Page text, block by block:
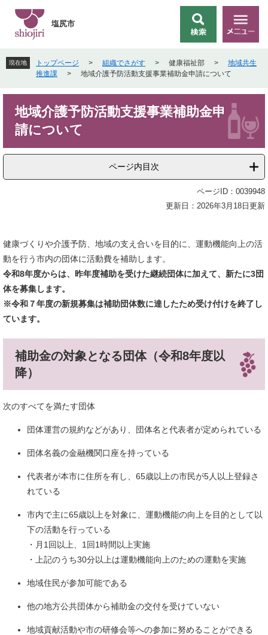
先
頭
す
を
飛
し
索
メ
ニ
ー
塩尻市
現在地 トップページ > 組織でさがす > 健康福祉部 >
地域共生
推進課
> 地域介護予防活動支援事業補助金申請について
地域介護予防活動支援事業補助金申
請について
ページ内目次
ページID：0039948
更新日：2026年3月18日更新
健康づくりや介護予防、地域の支え合いを目的に、運動機能向上の活
動を行う市内の団体に活動費を補助します。​
令和8年度からは、昨年度補助を受けた継続団体に加えて、新たに3団
体を募集します。
※令和７年度の新規募集は補助団体数に達したため受け付けを終了し
ています。
補助金の対象となる団体（令和8年度以
降）
次のすべてを満たす団体
団体運営の規約などがあり、団体名と代表者が定められている
団体名義の金融機関口座を持っている
代表者が本市に住所を有し、65歳以上の市民が5人以上登録さ
れている
市内で主に65歳以上を対象に、運動機能の向上を目的として以
下の活動を行っている
・月1回以上、1回1時間以上実施
・上記のうち30分以上は運動機能向上のための運動を実施
地域住民が参加可能である
他の地方公共団体から補助金の交付を受けていない
地域貢献活動や市の研修会等への参加に努めることができる